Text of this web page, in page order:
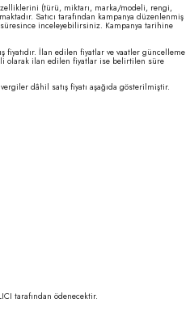
(türü, miktarı, marka/modeli, rengi,
Satıcı tarafından kampanya düzenlenmiş
inceleyebilirsiniz. Kampanya tarihine
fiyatıdır. İlan edilen fiyatlar ve vaatler güncelleme
olarak ilan edilen fiyatlar ise belirtilen süre
dâhil satış fiyatı aşağıda gösterilmiştir.
tarafından ödenecektir.